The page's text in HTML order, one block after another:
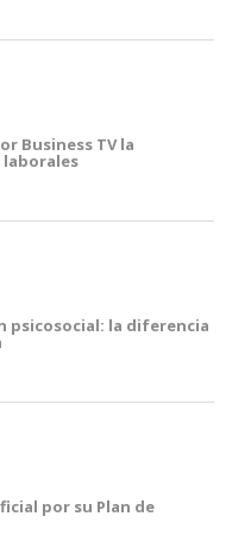
Business TV la
laborales
psicosocial: la diferencia
por su Plan de